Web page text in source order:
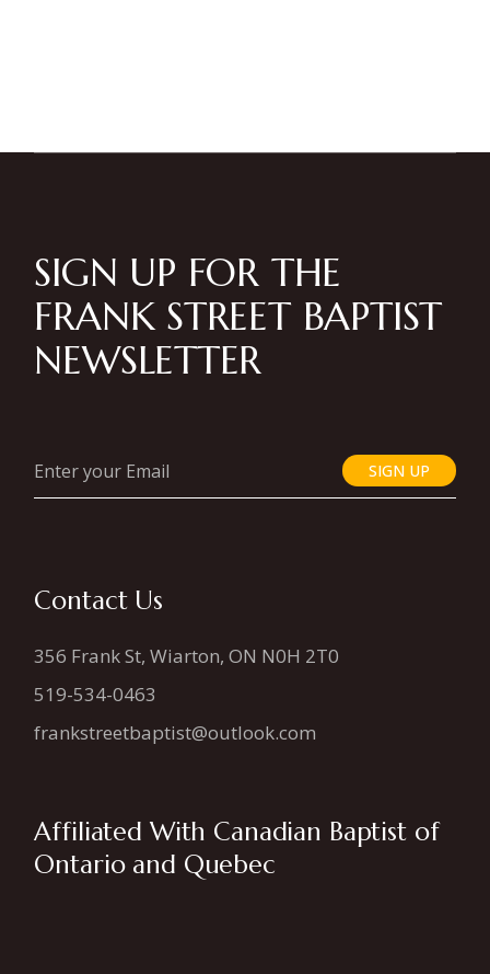
SIGN UP FOR THE
FRANK STREET BAPTIST
NEWSLETTER
SIGN UP
Contact Us
356 Frank St, Wiarton, ON N0H 2T0
519-534-0463
frankstreetbaptist@outlook.com
Affiliated With Canadian Baptist of
Ontario and Quebec